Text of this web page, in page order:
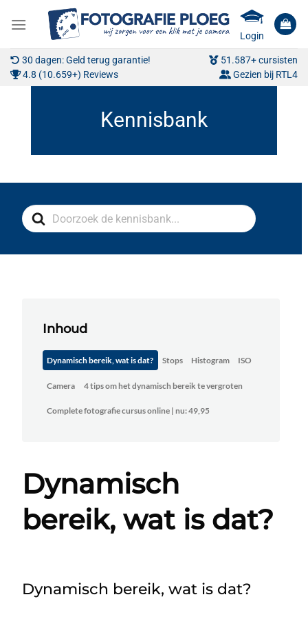
naar
Login
30 dagen: Geld terug garantie!
51.587+ cursisten
4.8 (10.659+) Reviews
Gezien bij RTL4
Search
For
Dynamisch
bereik, wat is dat?
Dynamisch bereik, wat is dat?
Inhoud
Dynamisch bereik, wat is dat? Stops Histogram ISO
Camera 4 tips om het dynamisch bereik te vergroten
Complete fotografie cursus online | nu: 49,95